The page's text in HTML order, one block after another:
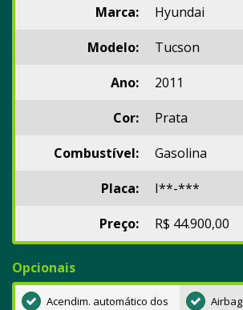
Marca:
Hyundai
Modelo:
Tucson
Ano:
2011
Cor:
Prata
Combustível:
Gasolina
Placa:
I**-***
Preço:
R$ 44.900,00
Opcionais
Acendim. automático dos
Airbag